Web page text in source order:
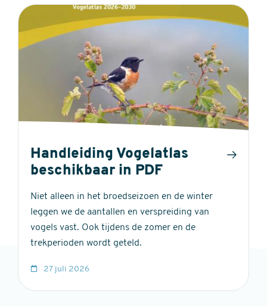
Handleiding Vogelatlas
beschikbaar in PDF
Niet alleen in het broedseizoen en de winter
leggen we de aantallen en verspreiding van
vogels vast. Ook tijdens de zomer en de
trekperioden wordt geteld.
27 juli 2026